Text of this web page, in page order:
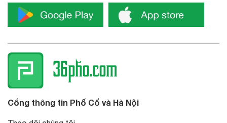
Cổng thông tin Phố Cổ và Hà Nội